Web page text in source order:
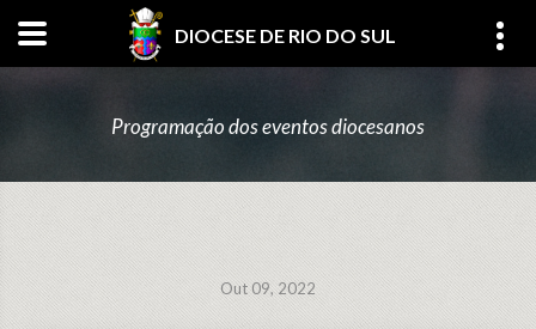
DIOCESE DE RIO DO SUL
Programação dos eventos diocesanos
Out 09, 2022